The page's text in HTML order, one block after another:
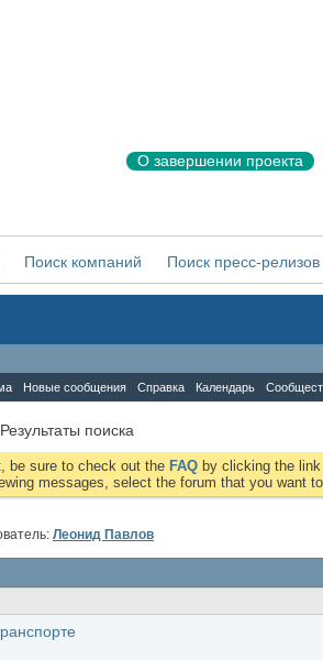
О завершении проекта
Поиск компаний Поиск пресс-релизов
Новые сообщения Справка Календарь
Результаты поиска
be sure to check out the FAQ by clicking the
messages, select the forum that you want
Леонид Павлов